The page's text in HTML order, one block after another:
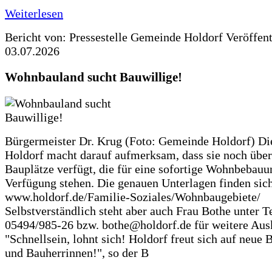
Weiterlesen
Bericht von: Pressestelle Gemeinde Holdorf
03.07.2026
Wohnbauland sucht Bauwillige!
Bürgermeister Dr. Krug (Foto: Gemeinde Holdorf)
Holdorf macht darauf aufmerksam, dass sie noch
Bauplätze verfügt, die für eine sofortige
Verfügung stehen. Die genauen Unterlagen finden
www.holdorf.de/Familie-Soziales/Wohnbaugebiete/
Selbstverständlich steht aber auch Frau Bothe unter
05494/985-26 bzw. bothe@holdorf.de für weitere
"Schnellsein, lohnt sich! Holdorf freut sich auf neue
und Bauherrinnen!", so der B